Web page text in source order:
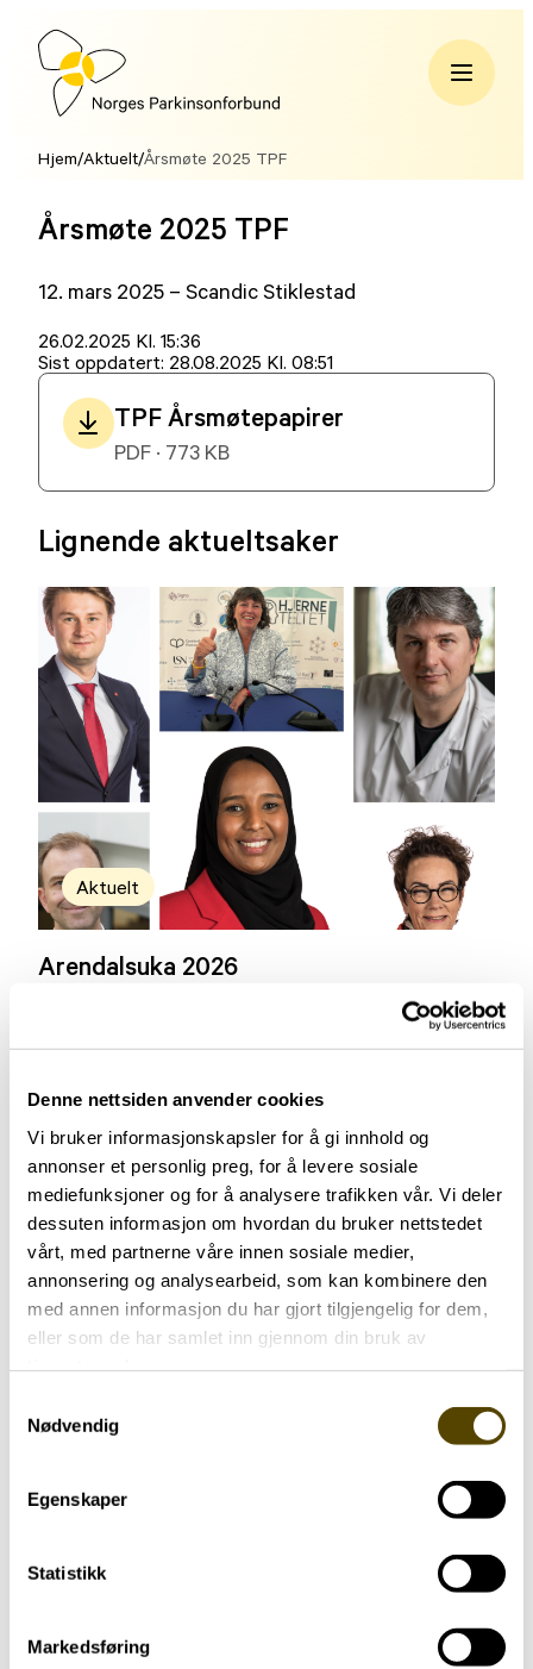
Denne nettsiden anvender cookies
Vi bruker informasjonskapsler for å gi innhold og
annonser et personlig preg, for å levere sosiale
mediefunksjoner og for å analysere trafikken vår. Vi deler
dessuten informasjon om hvordan du bruker nettstedet
vårt, med partnerne våre innen sosiale medier,
annonsering og analysearbeid, som kan kombinere den
med annen informasjon du har gjort tilgjengelig for dem,
eller som de har samlet inn gjennom din bruk av
Nødvendig
Egenskaper
Statistikk
Markedsføring
Hopp
innholdNorges
Hjem/Aktuelt/Årsmøte 2025 TPF
Årsmøte 2025 TPF
12. mars 2025 – Scandic Stiklestad
Lagt
ut
på
26.02.2025 Kl. 15:36
Sist oppdatert: 28.08.2025 Kl. 08:51
TPF Årsmøtepapirer
PDF · 773 KB
Lignende aktueltsaker
Aktuelt
Arendalsuka 2026
Aktuelt
Parkinson Unity Walk 2026
02.07.2026